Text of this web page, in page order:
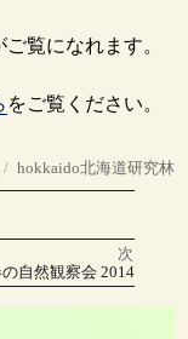
ご覧になれます。
をご覧ください。
タ
グ
hokkaido北海道研究林
次
自然観察会 2014